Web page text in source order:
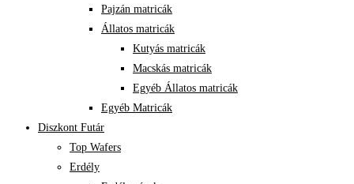
Pajzán matricák
Állatos matricák
Kutyás matricák
Macskás matricák
Egyéb Állatos matricák
Egyéb Matricák
Diszkont Futár
Top Wafers
Erdély